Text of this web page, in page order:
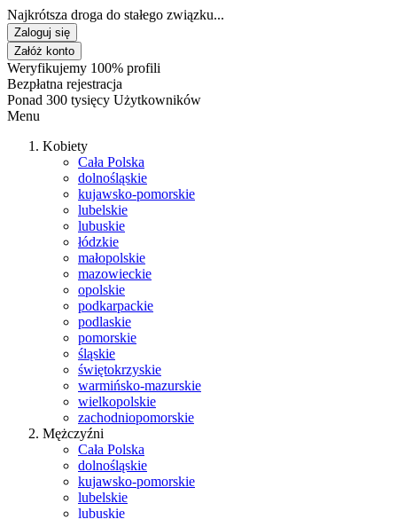
Najkrótsza droga do stałego związku...
Zaloguj się
Załóż konto
Weryfikujemy 100% profili
Bezpłatna rejestracja
Ponad 300 tysięcy Użytkowników
Menu
Kobiety
Cała Polska
dolnośląskie
kujawsko-pomorskie
lubelskie
lubuskie
łódzkie
małopolskie
mazowieckie
opolskie
podkarpackie
podlaskie
pomorskie
śląskie
świętokrzyskie
warmińsko-mazurskie
wielkopolskie
zachodniopomorskie
Mężczyźni
Cała Polska
dolnośląskie
kujawsko-pomorskie
lubelskie
lubuskie